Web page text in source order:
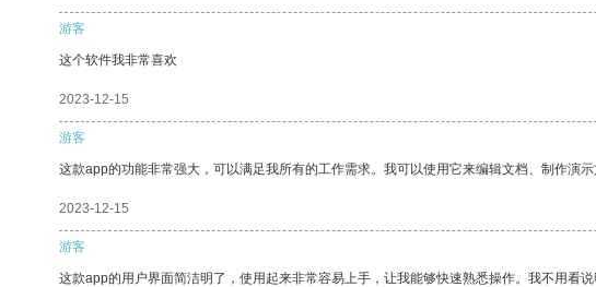
游客
这个软件我非常喜欢
2023-12-15
游客
这款app的功能非常强大，可以满足我所有的工作需求。我可以使用它来编辑文档、制作演示
2023-12-15
游客
这款app的用户界面简洁明了，使用起来非常容易上手，让我能够快速熟悉操作。我不用看说